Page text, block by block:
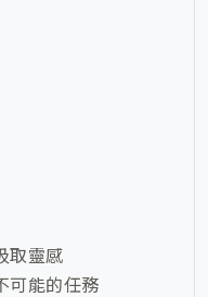
取靈感
可能的任務